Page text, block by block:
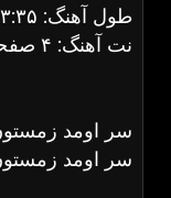
طول آهنگ: ۰۳:۳۵
نت آهنگ: ۴ صفحه
سر اومد
سر اومد